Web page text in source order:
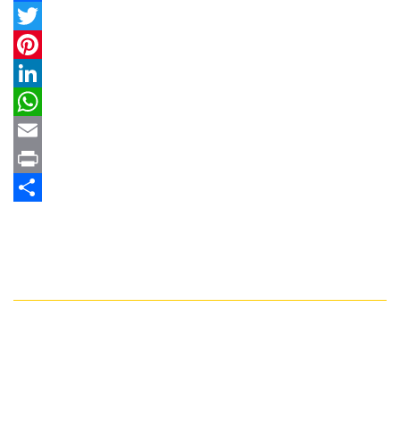
Facebook
Twitter
Pinterest
LinkedIn
WhatsApp
Email
Print